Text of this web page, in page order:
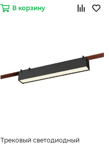
В корзину
Трековый светодиодный